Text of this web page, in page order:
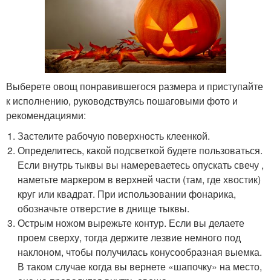
Выберете овощ понравившегося размера и приступайте
к исполнению, руководствуясь пошаговыми фото и
рекомендациями:
Застелите рабочую поверхность клеенкой.
Определитесь, какой подсветкой будете пользоваться.
Если внутрь тыквы вы намереваетесь опускать свечу ,
наметьте маркером в верхней части (там, где хвостик)
круг или квадрат. При использовании фонарика,
обозначьте отверстие в днище тыквы.
Острым ножом вырежьте контур. Если вы делаете
проем сверху, тогда держите лезвие немного под
наклоном, чтобы получилась конусообразная выемка.
В таком случае когда вы вернете «шапочку» на место,